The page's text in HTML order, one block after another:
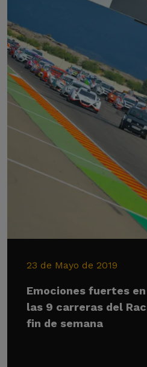
23 de Mayo de 2019
Emociones fuertes
las 9 carreras del
fin de semana